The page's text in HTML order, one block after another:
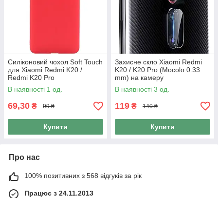
Силіконовий чохол Soft Touch
для Xiaomi Redmi K20 /
Redmi K20 Pro
В наявності 1 од.
69,30 ₴ 99 ₴
Купити
Захисне скло Xiaomi Redmi
K20 / K20 Pro (Mocolo 0.33
mm) на камеру
В наявності 3 од.
119 ₴ 140 ₴
Купити
Про нас
100% позитивних з 568 відгуків за рік
Працює з 24.11.2013